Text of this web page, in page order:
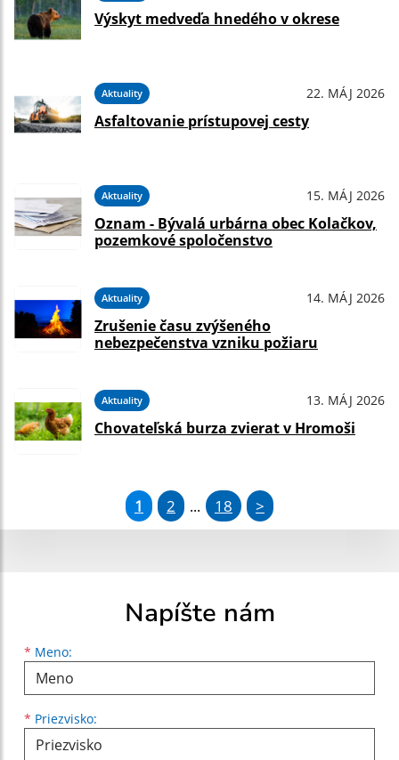
Výskyt medveďa hnedého v okrese
Aktuality 22. MÁJ 2026
Asfaltovanie prístupovej cesty
Aktuality 15. MÁJ 2026
Oznam - Bývalá urbárna obec Kolačkov,
pozemkové spoločenstvo
Aktuality 14. MÁJ 2026
Zrušenie času zvýšeného
nebezpečenstva vzniku požiaru
Aktuality 13. MÁJ 2026
Chovateľská burza zvierat v Hromoši
1 2 ... 18 >
Napíšte nám
* Meno:
Meno
* Priezvisko:
Priezvisko
E-mailová adresa